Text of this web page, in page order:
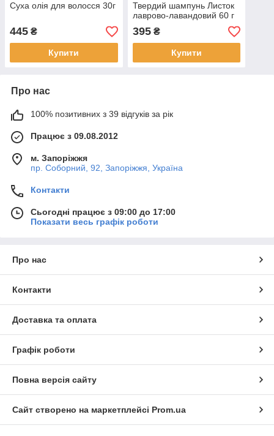
Суха олія для волосся 30г
445 ₴
Купити
Твердий шампунь Листок
лаврово-лавандовий 60 г
395₴
Купити
Про нас
100% позитивних з 39 відгуків за рік
Працює з 09.08.2012
м. Запоріжжя
пр. Соборний, 92, Запоріжжя, Україна
Контакти
Сьогодні працює з 09:00 до 17:00
Показати весь графік роботи
Про нас
Контакти
Доставка та оплата
Графік роботи
Повна версія сайту
Сайт створено на маркетплейсі Prom.ua